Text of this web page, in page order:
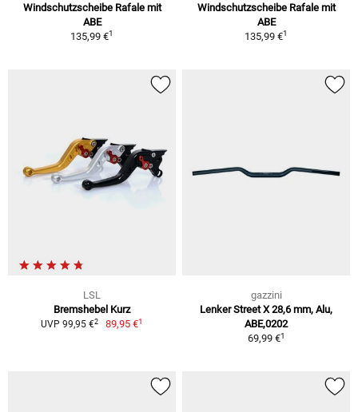
Windschutzscheibe Rafale mit
ABE
135,99 €1
Windschutzscheibe Rafale mit
ABE
135,99 €1
LSL
Bremshebel Kurz
UVP 99,95 €2 89,95 €1
gazzini
Lenker Street X 28,6 mm, Alu,
ABE,0202
69,99 €1